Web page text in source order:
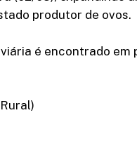
produtor de ovos.
é encontrado